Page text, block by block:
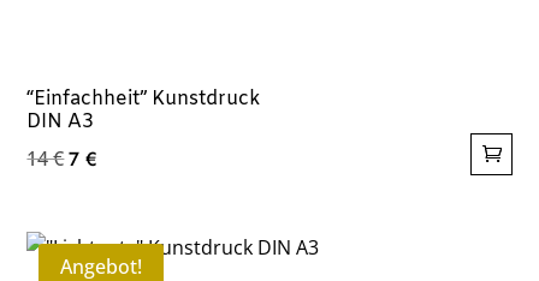
“Einfachheit” Kunstdruck
DIN A3
14€Ursprünglicher
14 €
7€
7 €.
Angebot!